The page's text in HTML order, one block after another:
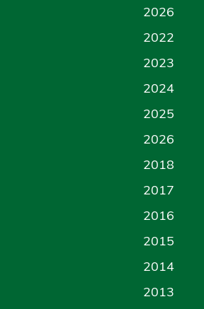
2026
2022
2023
2024
2025
2026
2018
2017
2016
2015
2014
2013